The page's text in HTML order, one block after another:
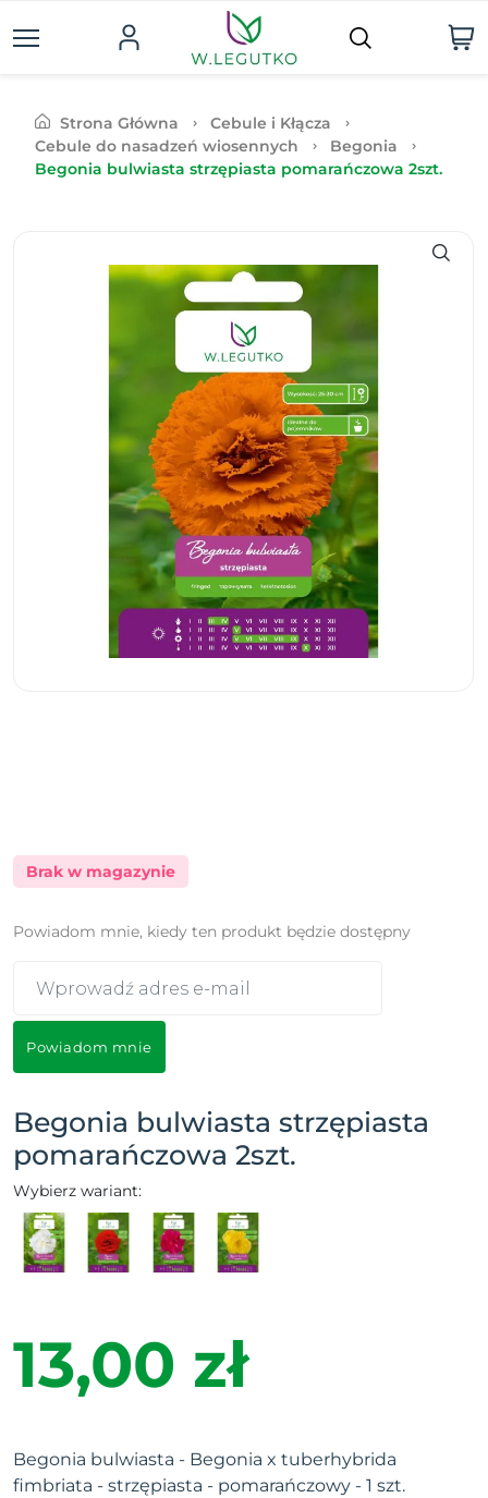
Strona Główna
Cebule i Kłącza
Cebule do nasadzeń wiosennych
Begonia
Begonia bulwiasta strzępiasta pomarańczowa 2szt.
Brak w magazynie
Powiadom mnie, kiedy ten produkt będzie dostępny
Powiadom mnie
Begonia bulwiasta strzępiasta
pomarańczowa 2szt.
Wybierz wariant:
13,00 zł
Begonia bulwiasta - Begonia x tuberhybrida
fimbriata - strzępiasta - pomarańczowy - 1 szt.